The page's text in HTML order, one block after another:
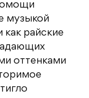
музыкой
райские
оттенками